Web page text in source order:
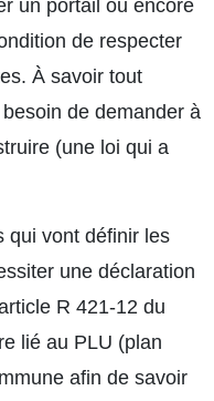
un portail ou encore
de respecter
À savoir tout
besoin de demander à
(une loi qui a
qui vont définir les
une déclaration
R 421-12 du
lié au PLU (plan
afin de savoir